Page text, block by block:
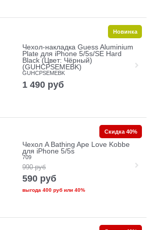
Чехол-накладка Guess Aluminium
Plate для iPhone 5/5s/SE Hard
Black (Цвет: Чёрный)
(GUHCPSEMEBK)
GUHCPSEMEBK
1 490 руб
Новинка
Чехол A Bathing Ape Love Kobbe
для iPhone 5/5s
709
990 руб
590 руб
выгода 400 рубили 40%
Скидка 40%